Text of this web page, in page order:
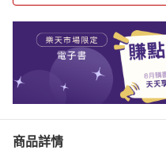
商品詳情